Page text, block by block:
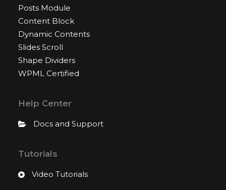
Posts Module
Content Block
Dynamic Contents
Slides Scroll
Shape Dividers
WPML Certified
Help Center
Docs and Support
Tutorials
Video Tutorials